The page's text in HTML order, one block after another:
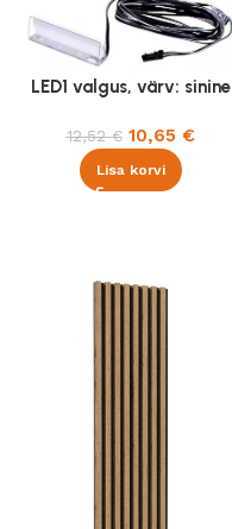
LED1 valgus, värv: sinine
12,52€ 10,65 €
Lisa korvi